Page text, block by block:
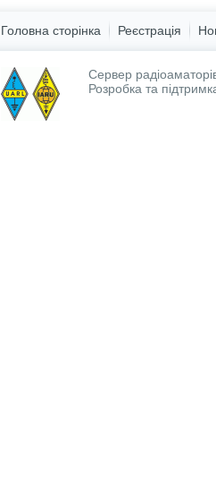
Головна сторінка Реєстрація
Сервер
Розробка та